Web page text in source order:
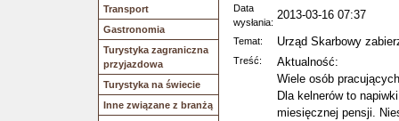
Transport
Gastronomia
Turystyka zagraniczna
przyjazdowa
Turystyka na świecie
Inne związane z branżą
Data
wysłania:
2013-03-16 07:37
Temat: Urząd Skarbowy
Treść:
Aktualność:
Wiele osób
Dla kelnerów to
miesięcznej pensji.